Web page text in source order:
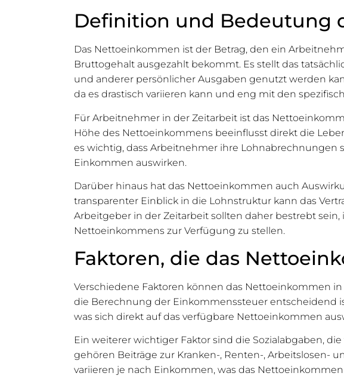
Definition und Bedeutung
Das Nettoeinkommen ist der Betrag, den ein
Bruttogehalt ausgezahlt bekommt. Es stellt das
und anderer persönlicher Ausgaben genutzt werden
da es drastisch variieren kann und eng mit den
Für Arbeitnehmer in der Zeitarbeit ist das
Höhe des Nettoeinkommens beeinflusst direkt die
es wichtig, dass Arbeitnehmer ihre Lohnabrechnungen
Einkommen auswirken.
Darüber hinaus hat das Nettoeinkommen auch
transparenter Einblick in die Lohnstruktur kann das
Arbeitgeber in der Zeitarbeit sollten daher bestrebt
Nettoeinkommens zur Verfügung zu stellen.
Faktoren, die das
Verschiedene Faktoren können das Nettoeinkommen
die Berechnung der Einkommenssteuer entscheidend
was sich direkt auf das verfügbare Nettoeinkommen
Ein weiterer wichtiger Faktor sind die Sozialabgaben,
gehören Beiträge zur Kranken-, Renten-, Arbeitslosen-
variieren je nach Einkommen, was das